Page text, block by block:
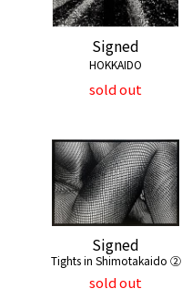
Signed
HOKKAIDO
sold out
Signed
Tights in Shimotakaido ②
sold out